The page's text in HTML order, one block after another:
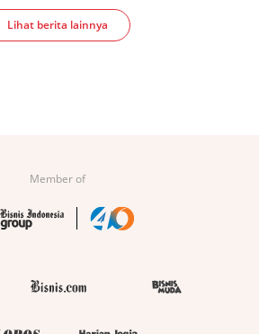
Lihat berita lainnya
Member of